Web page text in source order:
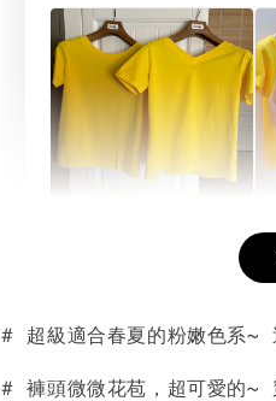
NT$ 190
NT$ 450
- +
# 超級適合春夏的粉嫩色系~
# 褲頭微微花苞，超可愛的~